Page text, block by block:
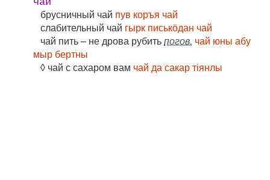
брусничный чай пув коръя чай
слабительный чай гырк писькӧдан чай
чай пить – не дрова рубитьпогов. чай юны абу
мыр бертны
◊ чай с сахаром вам чай да сакар тіянлы